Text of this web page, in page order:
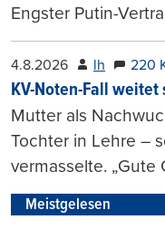
Engster Putin-
4.8.2026 lh 220
KV-Noten-Fall weitet
Mutter als
Tochter in Lehre –
vermasselte. „Gute
Meistgelesen